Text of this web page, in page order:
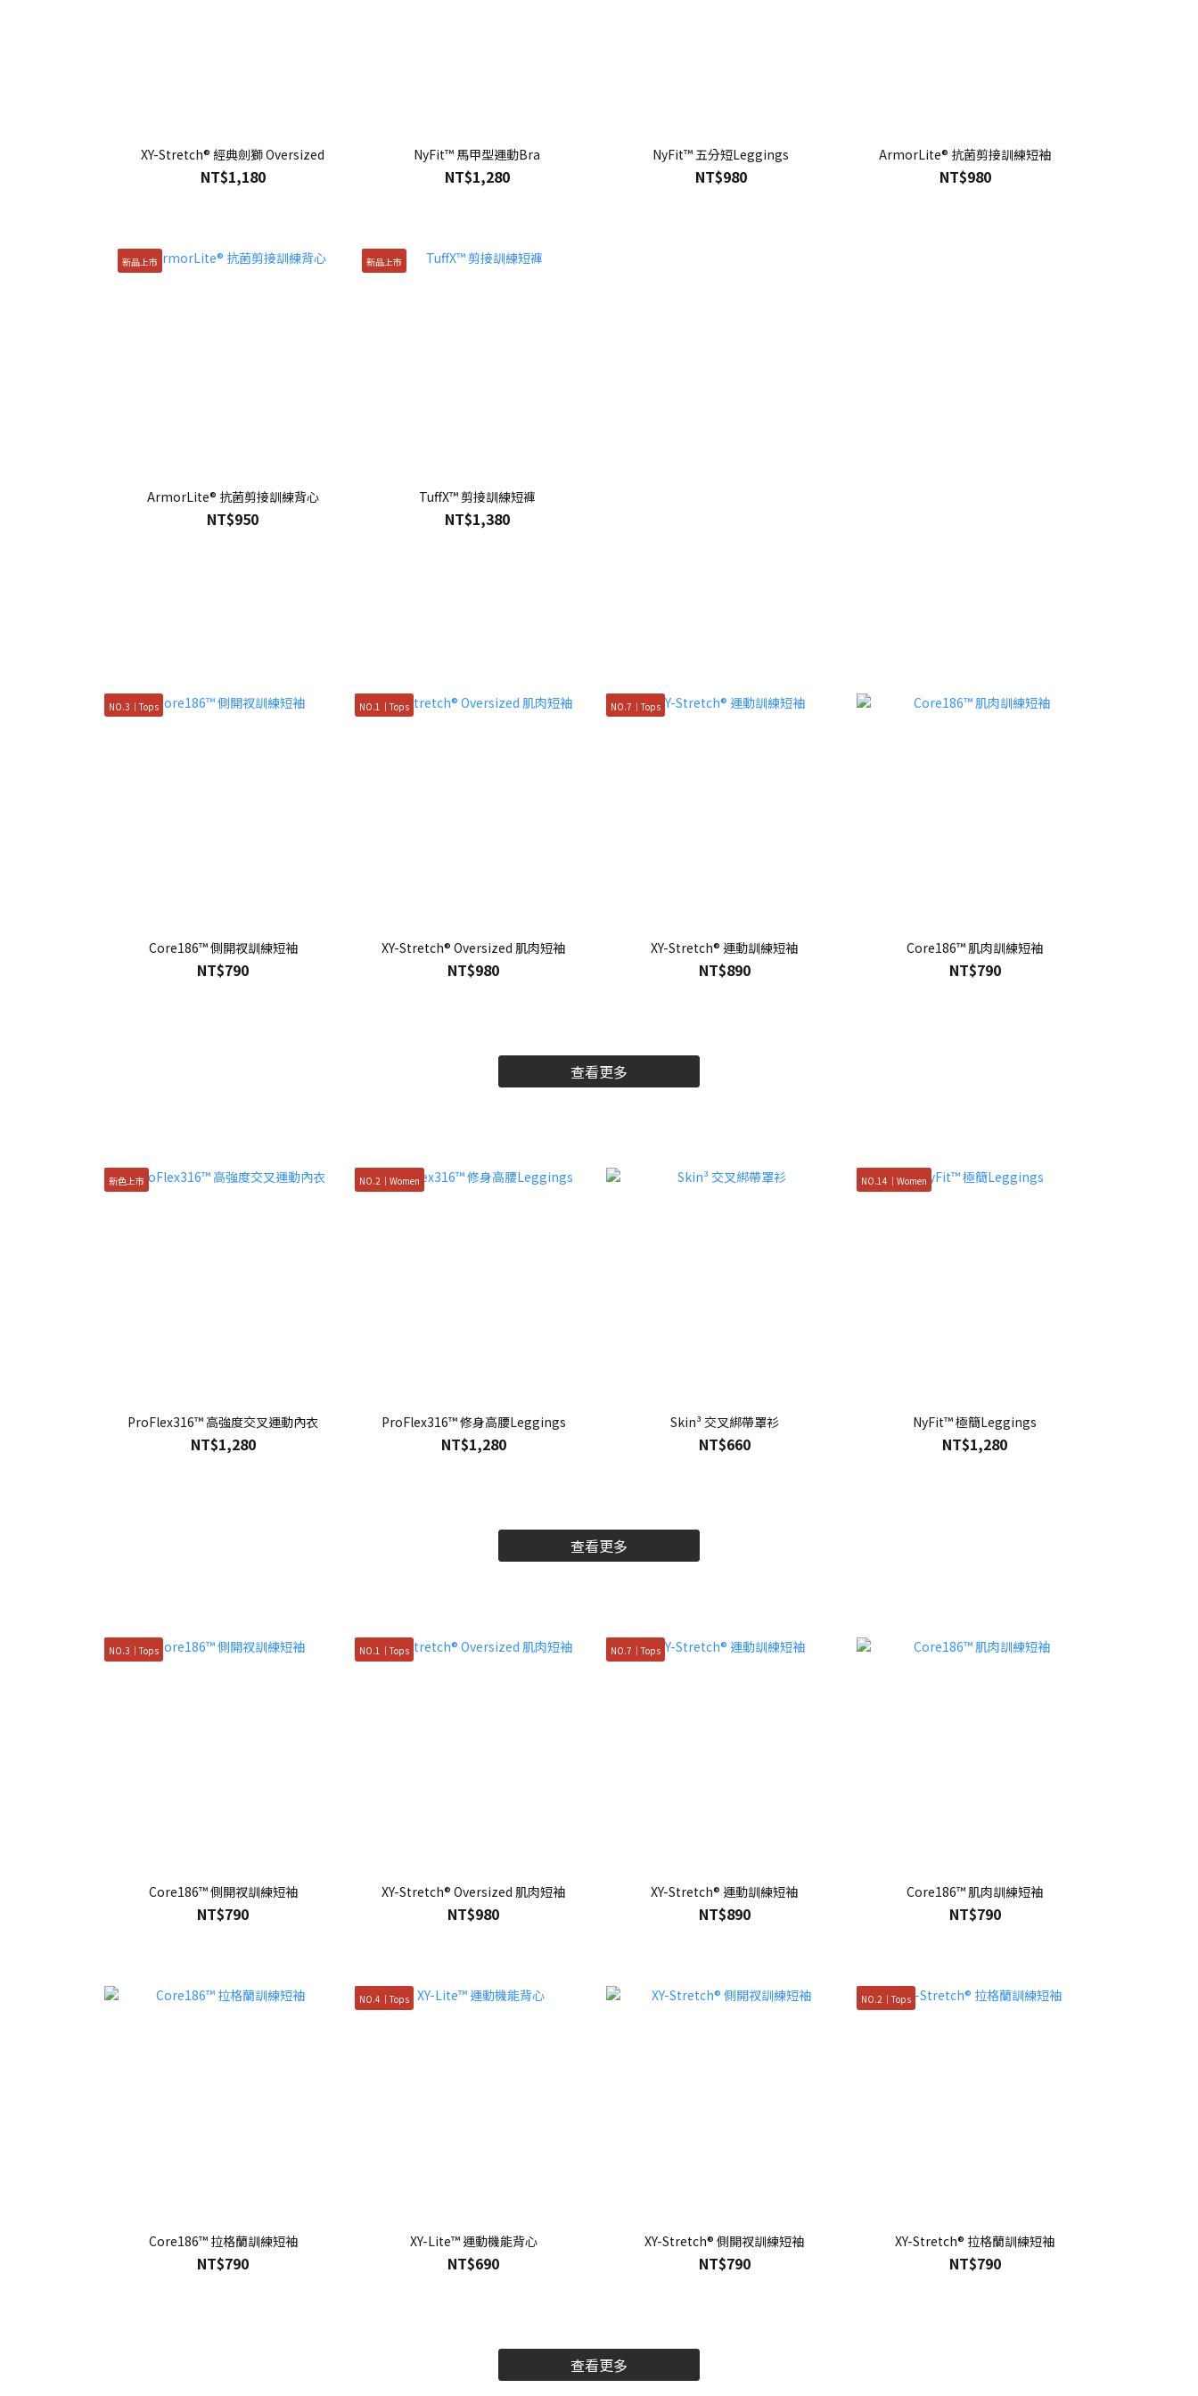
XY-Stretch® 經典劍獅 Oversized
NT$1,180
NyFit™ 馬甲型運動Bra
NT$1,280
NyFit™ 五分短Leggings
NT$980
ArmorLite® 抗菌剪接訓練短袖
NT$980
新品上市
ArmorLite® 抗菌剪接訓練背心
NT$950
新品上市
TuffX™ 剪接訓練短褲
NT$1,380
NO.3｜Tops
Core186™ 側開衩訓練短袖
NT$790
NO.1｜Tops
XY-Stretch® Oversized 肌肉短袖
NT$980
NO.7｜Tops
XY-Stretch® 運動訓練短袖
NT$890
Core186™ 肌肉訓練短袖
NT$790
查看更多
新色上市
ProFlex316™ 高強度交叉運動內衣
NT$1,280
NO.2｜Women
ProFlex316™ 修身高腰Leggings
NT$1,280
Skin³ 交叉綁帶罩衫
NT$660
NO.14｜Women
NyFit™ 極簡Leggings
NT$1,280
查看更多
NO.3｜Tops
Core186™ 側開衩訓練短袖
NT$790
NO.1｜Tops
XY-Stretch® Oversized 肌肉短袖
NT$980
NO.7｜Tops
XY-Stretch® 運動訓練短袖
NT$890
Core186™ 肌肉訓練短袖
NT$790
Core186™ 拉格蘭訓練短袖
NT$790
NO.4｜Tops
XY-Lite™ 運動機能背心
NT$690
XY-Stretch® 側開衩訓練短袖
NT$790
NO.2｜Tops
XY-Stretch® 拉格蘭訓練短袖
NT$790
查看更多